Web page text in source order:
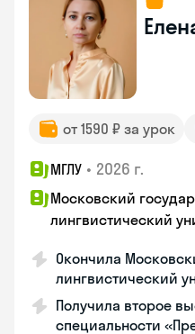
от 1590 ₽ за урок
МГЛУ • 2026 г.
Московский
лингвистический
Окончила
лингвистический
Получила второе
специальности